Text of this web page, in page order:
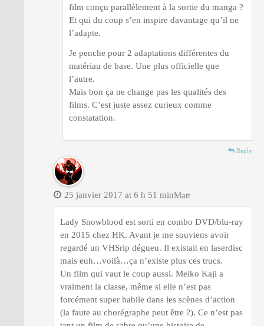
film conçu parallèlement à la sortie du manga ?
Et qui du coup s’en inspire davantage qu’il ne
l’adapte.
Je penche pour 2 adaptations différentes du
matériau de base. Une plus officielle que
l’autre.
Mais bon ça ne change pas les qualités des
films. C’est juste assez curieux comme
constatation.
Reply
Matt
25 janvier 2017 at 6 h 51 min
Lady Snowblood est sorti en combo DVD/blu-ray
en 2015 chez HK. Avant je me souviens avoir
regardé un VHSrip dégueu. Il existait en laserdisc
mais euh…voilà…ça n’existe plus ces trucs.
Un film qui vaut le coup aussi. Meiko Kaji a
vraiment la classe, même si elle n’est pas
forcément super habile dans les scènes d’action
(la faute au chorégraphe peut être ?). Ce n’est pas